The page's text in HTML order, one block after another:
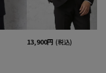
13,900円 (税込)